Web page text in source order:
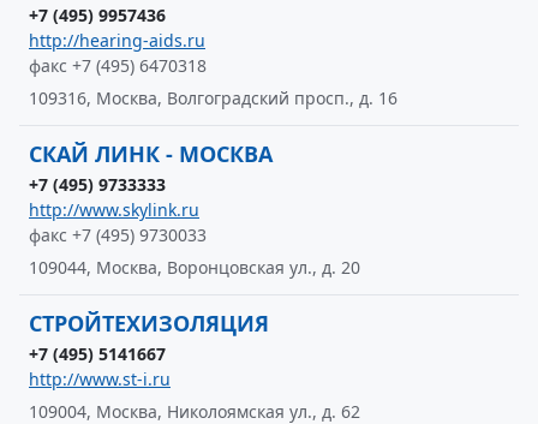
+7 (495) 9957436
http://hearing-aids.ru
факс +7 (495) 6470318
109316, Москва, Волгоградский просп., д. 16
СКАЙ ЛИНК - МОСКВА
+7 (495) 9733333
http://www.skylink.ru
факс +7 (495) 9730033
109044, Москва, Воронцовская ул., д. 20
СТРОЙТЕХИЗОЛЯЦИЯ
+7 (495) 5141667
http://www.st-i.ru
109004, Москва, Николоямская ул., д. 62